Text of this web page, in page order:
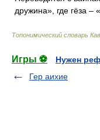
дружина», где гёза –
Топонимический словарь
Игры ⚽
Нужен
Гер аихие